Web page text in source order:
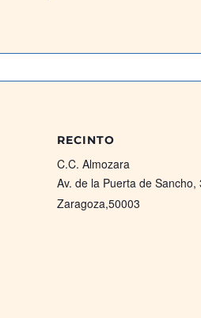
RECINTO
C.C. Almozara
Av. de la Puerta de Sancho,
Zaragoza,50003